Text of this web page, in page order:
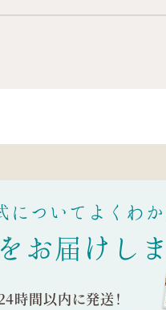
についてよくわか
お届けし
時間以内に発送！